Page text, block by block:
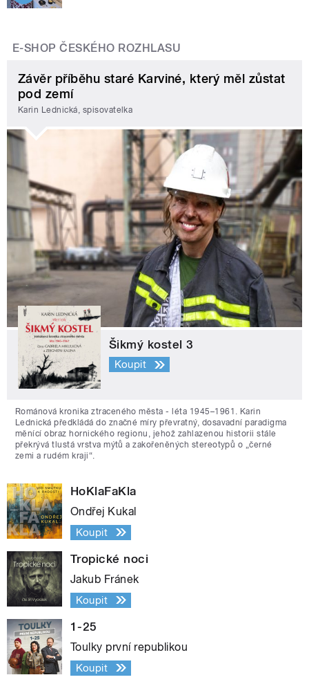
E-SHOP ČESKÉHO ROZHLASU
Závěr příběhu staré Karviné, který měl zůstat
pod zemí
Karin Lednická, spisovatelka
Šikmý kostel 3
Koupit
Románová kronika ztraceného města - léta 1945–1961. Karin
Lednická předkládá do značné míry převratný, dosavadní paradigma
měnící obraz hornického regionu, jehož zahlazenou historii stále
překrývá tlustá vrstva mýtů a zakořeněných stereotypů o „černé
zemi a rudém kraji“.
HoKlaFaKla
Ondřej Kukal
Koupit
Tropické noci
Jakub Fránek
Koupit
1-25
Toulky první republikou
Koupit